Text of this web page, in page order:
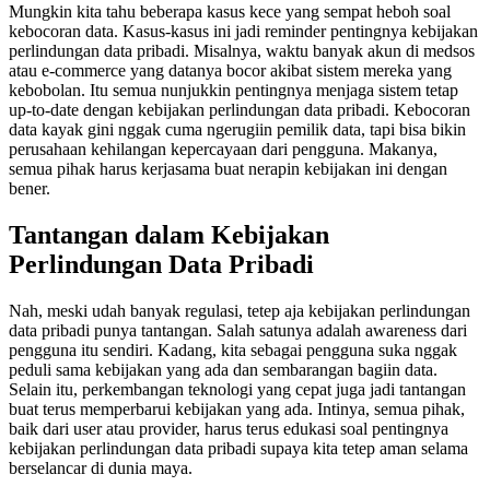
Mungkin kita tahu beberapa kasus kece yang sempat heboh soal
kebocoran data. Kasus-kasus ini jadi reminder pentingnya kebijakan
perlindungan data pribadi. Misalnya, waktu banyak akun di medsos
atau e-commerce yang datanya bocor akibat sistem mereka yang
kebobolan. Itu semua nunjukkin pentingnya menjaga sistem tetap
up-to-date dengan kebijakan perlindungan data pribadi. Kebocoran
data kayak gini nggak cuma ngerugiin pemilik data, tapi bisa bikin
perusahaan kehilangan kepercayaan dari pengguna. Makanya,
semua pihak harus kerjasama buat nerapin kebijakan ini dengan
bener.
Tantangan dalam Kebijakan
Perlindungan Data Pribadi
Nah, meski udah banyak regulasi, tetep aja kebijakan perlindungan
data pribadi punya tantangan. Salah satunya adalah awareness dari
pengguna itu sendiri. Kadang, kita sebagai pengguna suka nggak
peduli sama kebijakan yang ada dan sembarangan bagiin data.
Selain itu, perkembangan teknologi yang cepat juga jadi tantangan
buat terus memperbarui kebijakan yang ada. Intinya, semua pihak,
baik dari user atau provider, harus terus edukasi soal pentingnya
kebijakan perlindungan data pribadi supaya kita tetep aman selama
berselancar di dunia maya.